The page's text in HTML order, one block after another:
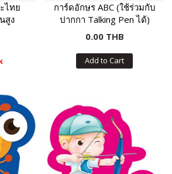
ไทย
สูง
การ์ดอักษร ABC (ใช้ร่วมกับ
ปากกา Talking Pen ได้)
0.00 THB
Add to Cart